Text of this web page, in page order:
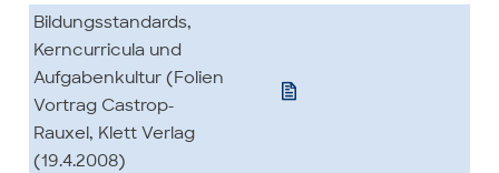
Bildungsstandards,
Kerncurricula und
Aufgabenkultur (Folien
Vortrag Castrop-
Rauxel, Klett Verlag
(19.4.2008)
